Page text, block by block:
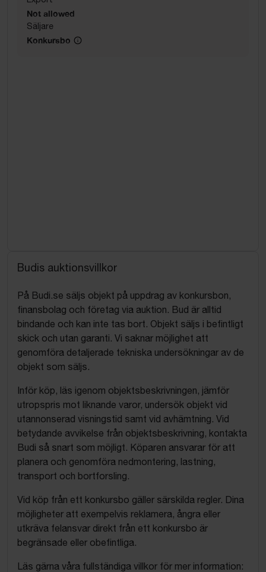
Not allowed
Säljare
Konkursbo
Budis auktionsvillkor
På Budi.se säljs objekt på uppdrag av konkursbon,
finansbolag och företag via auktion. Bud är alltid
bindande och kan inte tas bort. Objekt säljs i befintligt
skick och utan garanti. Vi saknar möjlighet att
genomföra detaljerade tekniska undersökningar av de
objekt som säljs.
Inför köp, läs igenom objektsbeskrivningen, jämför
utropspris mot liknande varor, undersök objekt vid
utannonserad visningstid samt vid avhämtning. Vid
betydande avvikelse från objektsbeskrivning, kontakta
Budi så snart som möjligt. Köparen ansvarar för att
planera och genomföra nedmontering, lastning,
transport och bortforsling.
Vid köp från ett konkursbo gäller särskilda regler. Dina
möjligheter att exempelvis reklamera, ångra eller
utkräva felansvar direkt från ett konkursbo är
begränsade eller obefintliga.
Läs gärna våra fullständiga villkor för mer information: